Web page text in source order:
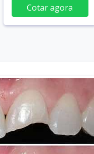
Cotar agora